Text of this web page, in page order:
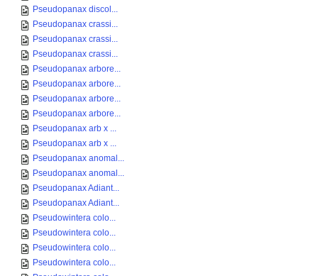
Pseudopanax discol...
Pseudopanax crassi...
Pseudopanax crassi...
Pseudopanax crassi...
Pseudopanax arbore...
Pseudopanax arbore...
Pseudopanax arbore...
Pseudopanax arbore...
Pseudopanax arb x ...
Pseudopanax arb x ...
Pseudopanax anomal...
Pseudopanax anomal...
Pseudopanax Adiant...
Pseudopanax Adiant...
Pseudowintera colo...
Pseudowintera colo...
Pseudowintera colo...
Pseudowintera colo...